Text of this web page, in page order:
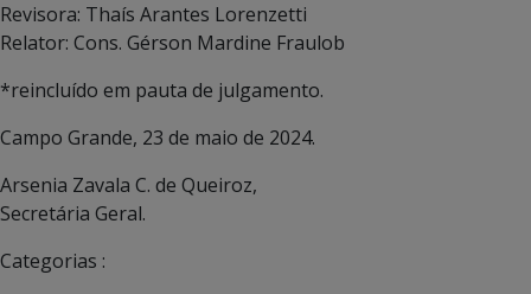
Revisora: Thaís Arantes Lorenzetti
Relator: Cons. Gérson Mardine Fraulob
*reincluído em pauta de julgamento.
Campo Grande, 23 de maio de 2024.
Arsenia Zavala C. de Queiroz,
Secretária Geral.
Categorias :